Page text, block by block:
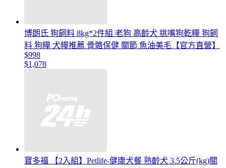
博朗氏 狗飼料 8kg*2件組 老狗 高齡犬 挑嘴狗乾糧 狗飼
料 狗糧 犬糧推薦 骨骼保健 關節 魚油美毛【官方直營】
$998
$1,078
寶多福 【2入組】Petlife-健康犬餐 熟齡犬 3.5公斤(kg)關